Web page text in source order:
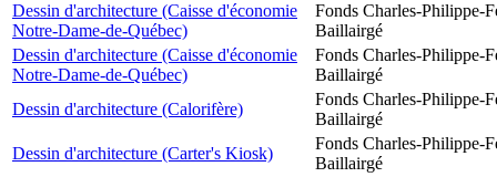
Dessin d'architecture (Caisse d'économie
Notre-Dame-de-Québec)
Fonds Charles-Philippe-
Baillairgé
Dessin d'architecture (Caisse d'économie
Notre-Dame-de-Québec)
Fonds Charles-Philippe-
Baillairgé
Dessin d'architecture (Calorifère)
Fonds Charles-Philippe-
Baillairgé
Dessin d'architecture (Carter's Kiosk)
Fonds Charles-Philippe-
Baillairgé